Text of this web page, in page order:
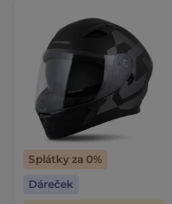
Splátky za 0%
Dáreček